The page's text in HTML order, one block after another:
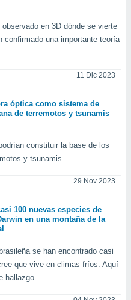
en 3D dónde se vierte
una importante teoría
11 Dic 2023
óptica como sistema de
de terremotos y tsunamis
constituir la base de los
y tsunamis.
29 Nov 2023
100 nuevas especies de
en una montaña de la
se han encontrado casi
que vive en climas fríos. Aquí
hallazgo.